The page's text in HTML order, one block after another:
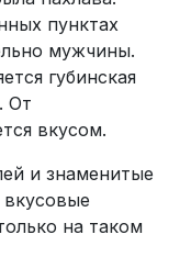
пунктах
мужчины.
губинская
От
вкусом.
и знаменитые
на таком